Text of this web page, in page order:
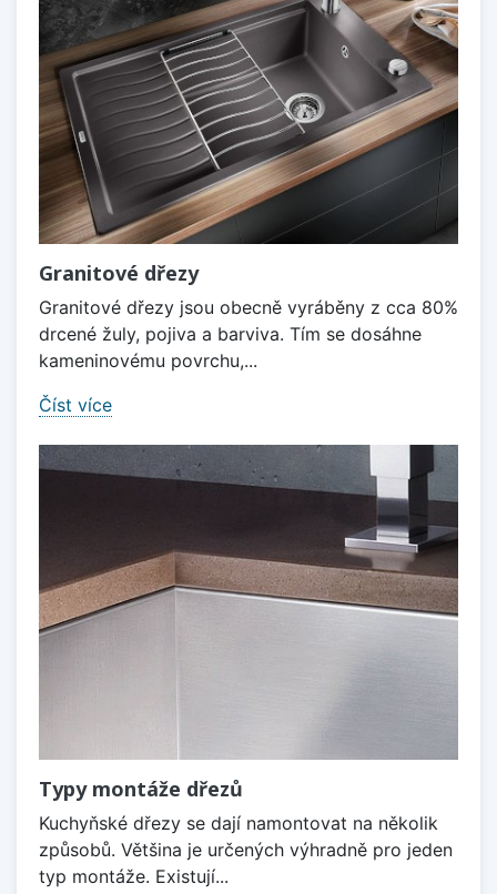
Granitové dřezy
Granitové dřezy jsou obecně vyráběny z cca 80%
drcené žuly, pojiva a barviva. Tím se dosáhne
kameninovému povrchu,...
Číst více
Typy montáže dřezů
Kuchyňské dřezy se dají namontovat na několik
způsobů. Většina je určených výhradně pro jeden
typ montáže. Existují...